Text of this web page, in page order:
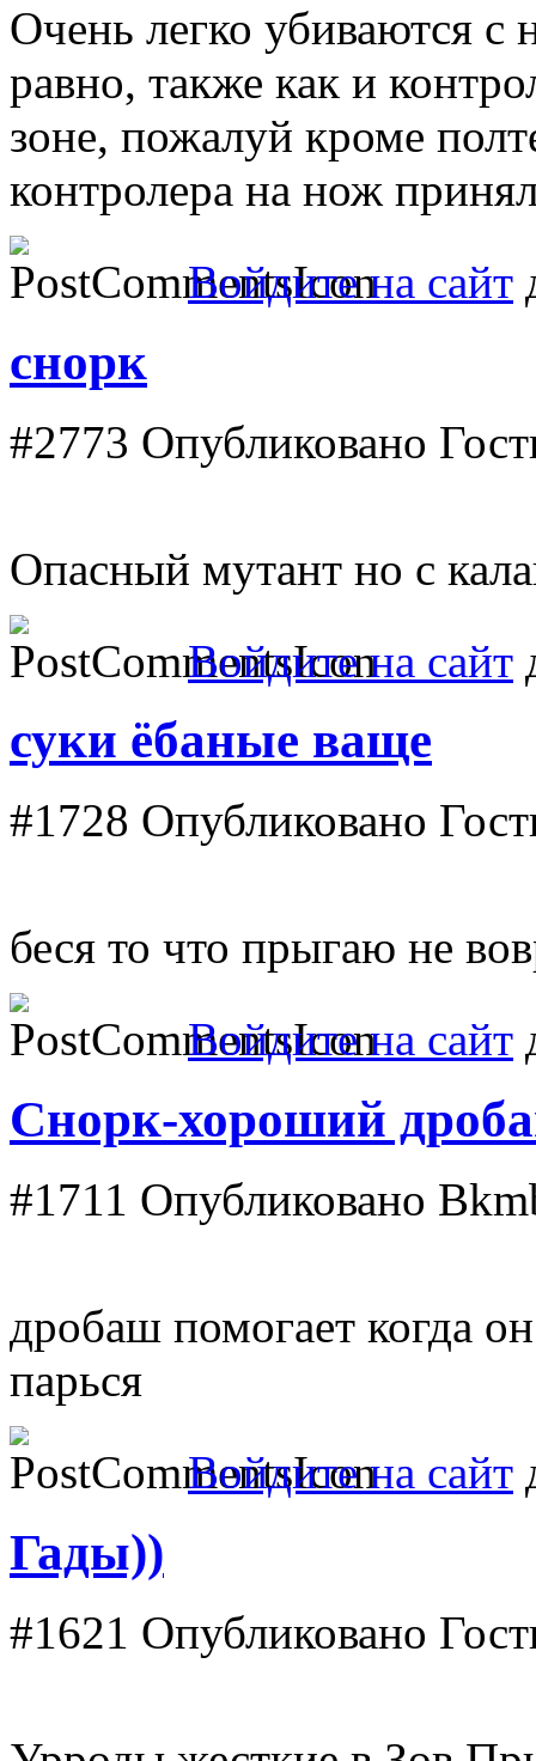
Очень легко убиваются с
равно, также как и
зоне, пожалуй кроме
контролера на нож
Войдите на сайт
снорк
#2773 Опубликовано
Опасный мутант но с
Войдите на сайт
суки ёбаные ваще
#1728 Опубликовано
беся то что прыгаю не
Войдите на сайт
Снорк-хороший
#1711 Опубликовано
дробаш помогает когда
парься
Войдите на сайт
Гады))
#1621 Опубликовано